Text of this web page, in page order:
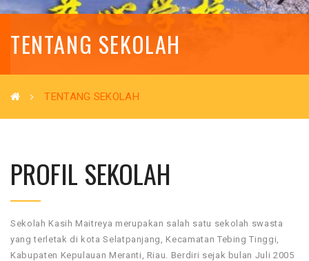
TENTANG SEKOLAH
TENTANG SEKOLAH
PROFIL SEKOLAH
Sekolah Kasih Maitreya merupakan salah satu sekolah swasta
yang terletak di kota Selatpanjang, Kecamatan Tebing Tinggi,
Kabupaten Kepulauan Meranti, Riau. Berdiri sejak bulan Juli 2005